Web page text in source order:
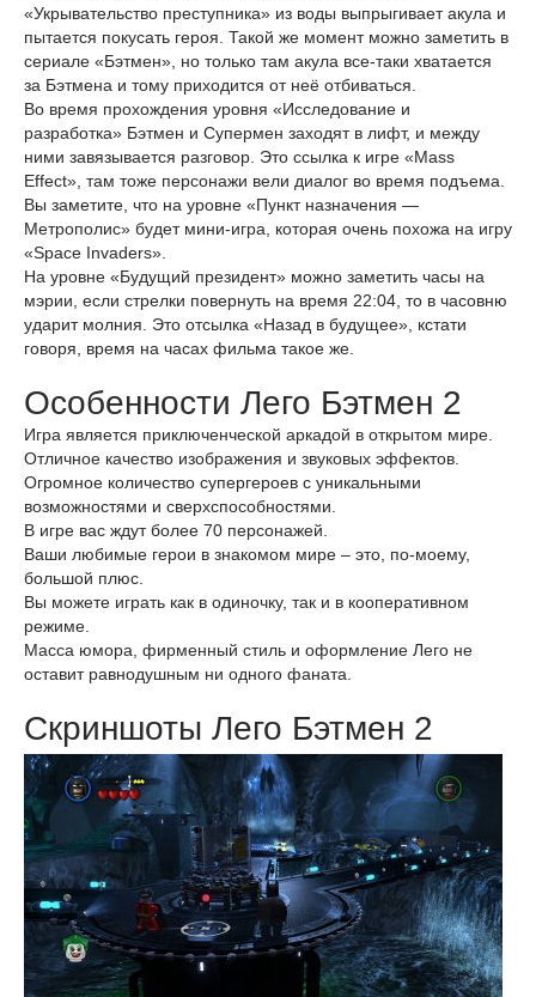
«Укрывательство преступника» из воды выпрыгивает акула и
пытается покусать героя. Такой же момент можно заметить в
сериале «Бэтмен», но только там акула все-таки хватается
за Бэтмена и тому приходится от неё отбиваться.
Во время прохождения уровня «Исследование и
разработка» Бэтмен и Супермен заходят в лифт, и между
ними завязывается разговор. Это ссылка к игре «Mass
Effect», там тоже персонажи вели диалог во время подъема.
Вы заметите, что на уровне «Пункт назначения —
Метрополис» будет мини-игра, которая очень похожа на игру
«Space Invaders».
На уровне «Будущий президент» можно заметить часы на
мэрии, если стрелки повернуть на время 22:04, то в часовню
ударит молния. Это отсылка «Назад в будущее», кстати
говоря, время на часах фильма такое же.
Особенности Лего Бэтмен 2
Игра является приключенческой аркадой в открытом мире.
Отличное качество изображения и звуковых эффектов.
Огромное количество супергероев с уникальными
возможностями и сверхспособностями.
В игре вас ждут более 70 персонажей.
Ваши любимые герои в знакомом мире – это, по-моему,
большой плюс.
Вы можете играть как в одиночку, так и в кооперативном
режиме.
Масса юмора, фирменный стиль и оформление Лего не
оставит равнодушным ни одного фаната.
Скриншоты Лего Бэтмен 2